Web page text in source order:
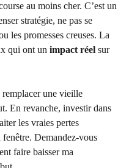
au moins cher. C’est un
stratégie, ne pas se
les promesses creuses. La
qui ont un impact réel sur
remplacer une vieille
En revanche, investir dans
les vraies pertes
fenêtre. Demandez-vous
faire baisser ma